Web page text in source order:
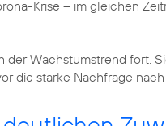
Krise – im gleichen
der Wachstumstrend fort.
die starke Nachfrage